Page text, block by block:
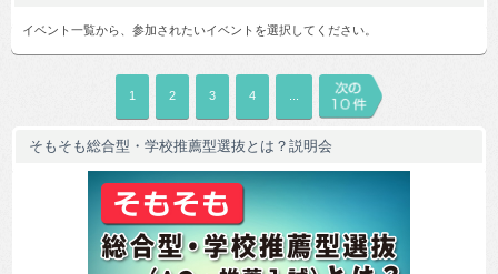
イベント一覧から、参加されたいイベントを選択してください。
1 2 3 4
そもそも総合型・学校推薦型選抜とは？説明会